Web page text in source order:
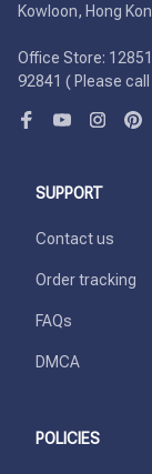
Kowloon, Hong
Office Store:
92841 ( Please
SUPPORT
Contact us
Order tracking
FAQs
DMCA
POLICIES